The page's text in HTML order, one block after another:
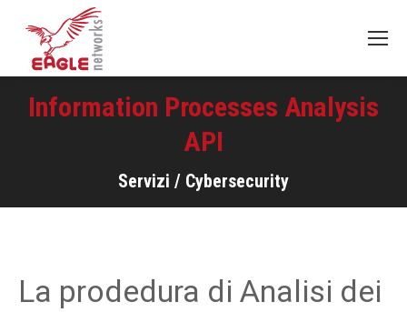
Information Processes Analysis
API
Servizi / Cybersecurity
La prodedura di Analisi dei